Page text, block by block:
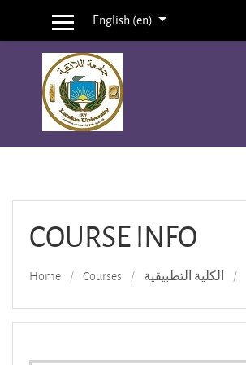
Skip to main content
Side panelEnglish ‎(en)‎
COURSE INFO
Home Courses الكلية التطبيقية